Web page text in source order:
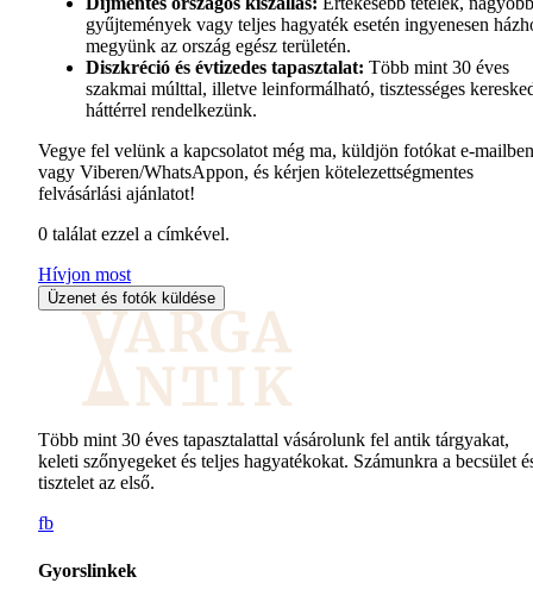
gyűjtemények vagy teljes hagyaték esetén ingyenesen
megyünk az ország egész területén.
Diszkréció és évtizedes tapasztalat: Több mint 30 éves
szakmai múlttal, illetve leinformálható, tisztességes
háttérrel rendelkezünk.
Vegye fel velünk a kapcsolatot még ma, küldjön fotókat e-mailben
vagy Viberen/WhatsAppon, és kérjen kötelezettségmentes
felvásárlási ajánlatot!
0 találat ezzel a címkével.
Hívjon most
Üzenet és fotók küldése
Több mint 30 éves tapasztalattal vásárolunk fel antik tárgyakat,
keleti szőnyegeket és teljes hagyatékokat. Számunkra a becsület
tisztelet az első.
fb
Gyorslinkek